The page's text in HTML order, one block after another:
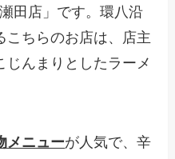
田店」です。環八沿
こちらのお店は、店主
じんまりとしたラーメ
メニューが人気で、辛